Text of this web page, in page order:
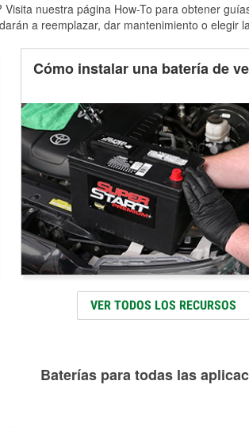
nuestra página How-To para obtener
a reemplazar, dar mantenimiento o elegir
Cómo instalar una batería de
VER TODOS LOS RECURSOS
Baterías para todas las